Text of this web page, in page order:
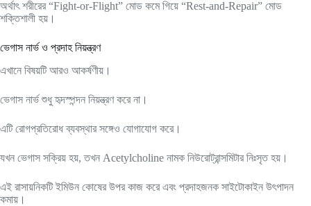
অর্থাৎ শরীরের “Fight-or-Flight” মোড কমে গিয়ে “Rest-and-Repair” মোড
শক্তিশালী হয়।
ভেগাস নার্ভ ও প্রদাহ নিয়ন্ত্রণ
এখানে বিষয়টি আরও আকর্ষণীয়।
ভেগাস নার্ভ শুধু হৃদস্পন্দন নিয়ন্ত্রণ করে না।
এটি রোগপ্রতিরোধ ব্যবস্থার সঙ্গেও যোগাযোগ করে।
যখন ভেগাস সক্রিয় হয়, তখন Acetylcholine নামক নিউরোট্রান্সমিটার নিঃসৃত হয়।
এই রাসায়নিকটি ইমিউন কোষের উপর কাজ করে এবং প্রদাহজনক সাইটোকাইন উৎপাদন
কমায়।